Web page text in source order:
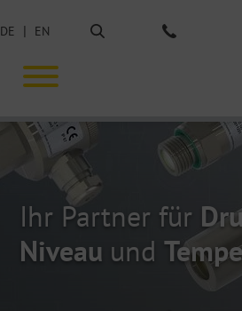
DE EN
Ihr Partner für
Niveau und